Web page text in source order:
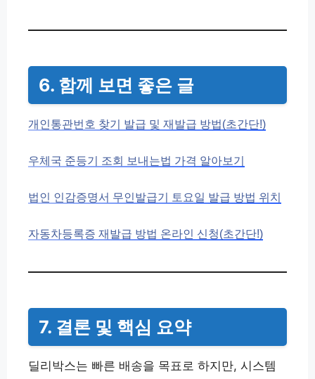
6. 함께 보면 좋은 글
개인통관번호 찾기 발급 및 재발급 방법(초간단!)
우체국 준등기 조회 보내는법 가격 알아보기
법인 인감증명서 무인발급기 토요일 발급 방법 위치
자동차등록증 재발급 방법 온라인 신청(초간단!)
7. 결론 및 핵심 요약
딜리박스는 빠른 배송을 목표로 하지만, 시스템